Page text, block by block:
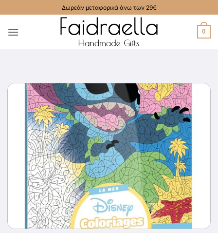
στο
περιεχόμενο
Δωρεάν μεταφορικά άνω των 29€
0